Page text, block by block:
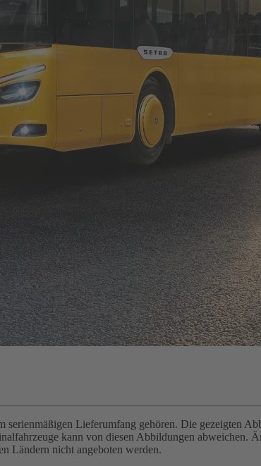
Lieferumfang gehören. Die gezeigten
kann von diesen Abbildungen abweichen.
Ländern nicht angeboten werden.